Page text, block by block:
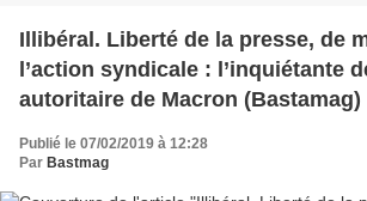
Illibéral. Liberté de la presse, de
l’action syndicale : l’inquiétante
autoritaire de Macron (Bastamag)
Publié le 07/02/2019 à 12:28
Par Bastmag